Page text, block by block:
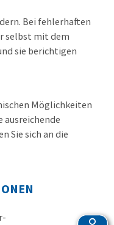
Bei fehlerhaften
selbst mit dem
sie berichtigen
Möglichkeiten
ausreichende
Sie sich an die